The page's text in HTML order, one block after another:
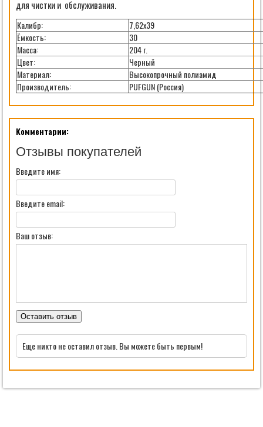
для чистки и обслуживания.
Калибр:
7,62х39
Ёмкость:
30
Масса:
204 г.
Цвет:
Черный
Материал:
Высокопрочный полиамид
Производитель:
PUFGUN (Россия)
Комментарии:
Отзывы покупателей
Введите имя:
Введите email:
Ваш отзыв:
Оставить отзыв
Еще никто не оставил отзыв. Вы можете быть первым!